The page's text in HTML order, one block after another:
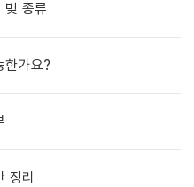
빚 종류
한가요?
정리